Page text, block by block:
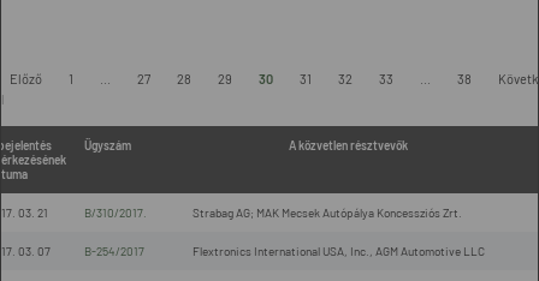
Előző 1 27 28 29 30 31 32 33 38
Ügyszám A közvetlen résztvevők
03. 21 B/310/2017. Strabag AG; MAK Mecsek Autópálya Koncessziós Zrt.
03. 07 B-254/2017 Flextronics International USA, Inc., AGM Automotive LLC